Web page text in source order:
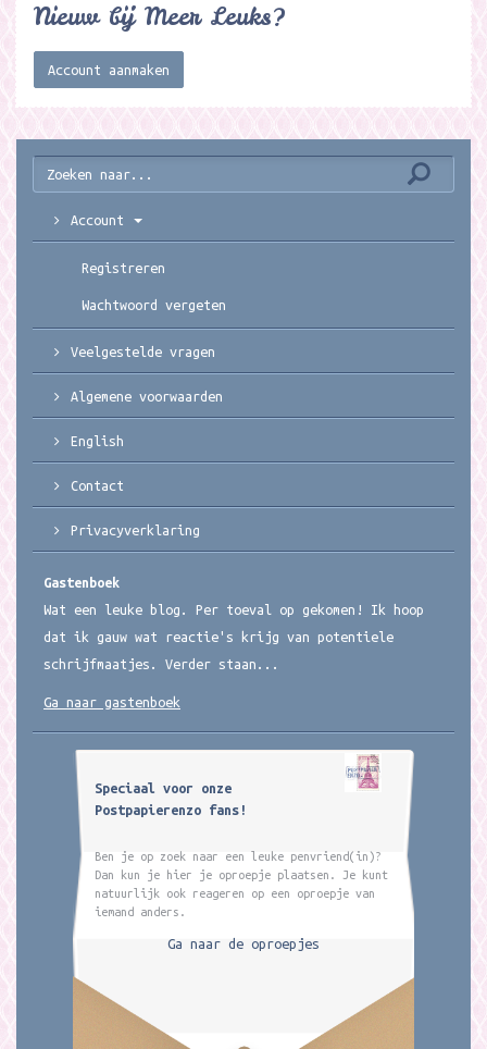
Nieuw bij Meer Leuks?
Account aanmaken
Account
Registreren
Wachtwoord vergeten
Veelgestelde vragen
Algemene voorwaarden
English
Contact
Privacyverklaring
Gastenboek
Wat een leuke blog. Per toeval op gekomen! Ik hoop
dat ik gauw wat reactie's krijg van potentiele
schrijfmaatjes. Verder staan...
Ga naar gastenboek
Speciaal voor onze
Postpapierenzo fans!
Ben je op zoek naar een leuke penvriend(in)?
Dan kun je hier je oproepje plaatsen. Je kunt
natuurlijk ook reageren op een oproepje van
iemand anders.
Ga naar de oproepjes